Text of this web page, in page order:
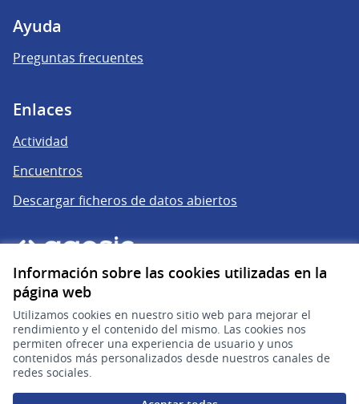
Información sobre las cookies utilizadas en la
página web
Utilizamos cookies en nuestro sitio web para mejorar el
rendimiento y el contenido del mismo. Las cookies nos
permiten ofrecer una experiencia de usuario y unos
contenidos más personalizados desde nuestros canales de
redes sociales.
Ayuda
Preguntas frecuentes
Enlaces
Actividad
Encuentros
Descargar ficheros de datos abiertos
gub.uy
(Enlace externo)
Sitio oficial de la República Oriental del Uruguay